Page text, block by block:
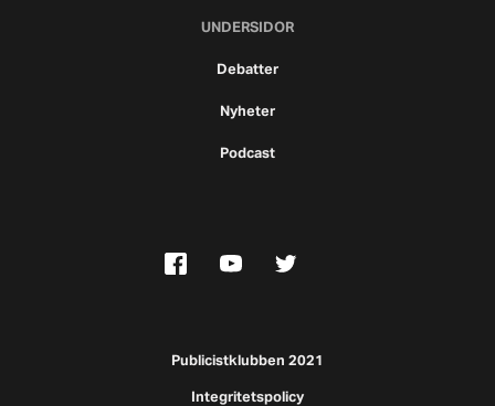
UNDERSIDOR
Debatter
Nyheter
Podcast
Publicistklubben 2021
Integritetspolicy